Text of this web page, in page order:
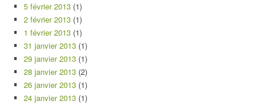
5 février 2013 (1)
2 février 2013 (1)
1 février 2013 (1)
31 janvier 2013 (1)
29 janvier 2013 (1)
28 janvier 2013 (2)
26 janvier 2013 (1)
24 janvier 2013 (1)